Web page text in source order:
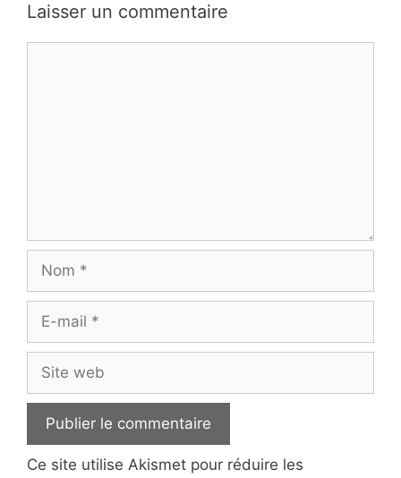
Laisser un commentaire
Nom
Site
web
Ce site utilise Akismet pour réduire les